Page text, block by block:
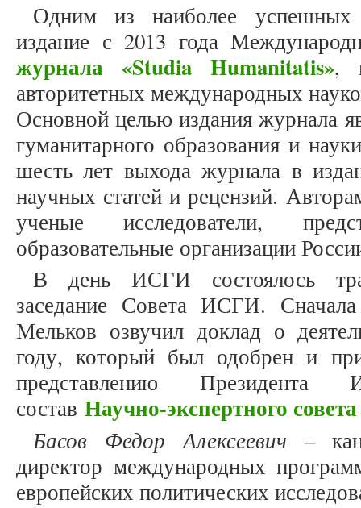
Одним из наиболее
издание с 2013 года
журнала «Studia Humanitatis»,
авторитетных международных
Основной целью издания журнала
гуманитарного образования и
шесть лет выхода журнала в
научных статей и рецензий.
ученые исследователи,
образовательные организации
В день ИСГИ состоялось
заседание Совета ИСГИ.
Мельков озвучил доклад о
году, который был одобрен и
представлению
состав Научно-экспертного совета
Басов Федор Алексеевич –
директор международных
европейских политических